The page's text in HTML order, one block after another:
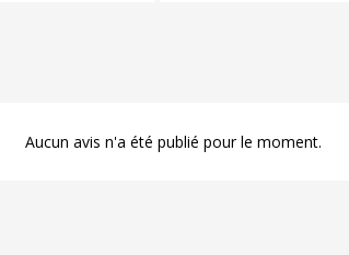
Aucun avis n'a été publié pour le moment.